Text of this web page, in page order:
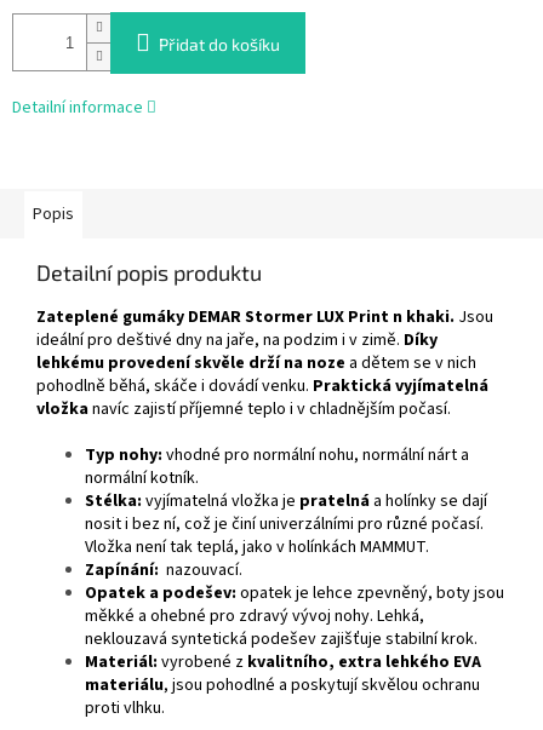
Přidat do košíku
Detailní informace
Popis
Detailní popis produktu
Zateplené gumáky DEMAR Stormer LUX Print n khaki. Jsou
ideální pro deštivé dny na jaře, na podzim i v zimě. Díky
lehkému provedení skvěle drží na noze a dětem se v nich
pohodlně běhá, skáče i dovádí venku. Praktická vyjímatelná
vložkanavíc zajistí příjemné teplo i v chladnějším počasí.
Typ nohy: vhodné pro normální nohu, normální nárt a
normální kotník.
Stélka: vyjímatelná vložka je pratelná a holínky se dají
nosit i bez ní, což je činí univerzálními pro různé počasí.
Vložka není tak teplá, jako v holínkách MAMMUT.
Zapínání: nazouvací.
Opatek a podešev: opatek je lehce zpevněný, boty jsou
měkké a ohebné pro zdravý vývoj nohy. Lehká,
neklouzavá syntetická podešev zajišťuje stabilní krok.
Materiál: vyrobené z kvalitního, extra lehkého EVA
materiálu, jsou pohodlné a poskytují skvělou ochranu
proti vlhku.